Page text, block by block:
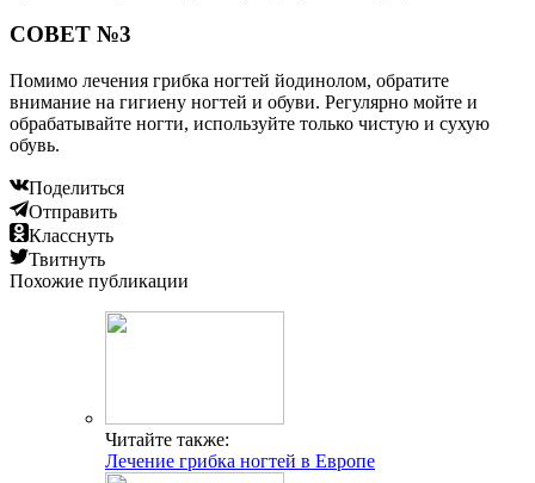
СОВЕТ №3
Помимо лечения грибка ногтей йодинолом, обратите
внимание на гигиену ногтей и обуви. Регулярно мойте и
обрабатывайте ногти, используйте только чистую и сухую
обувь.
Поделиться
Отправить
Класснуть
Твитнуть
Похожие публикации
Читайте также:
Лечение грибка ногтей в Европе